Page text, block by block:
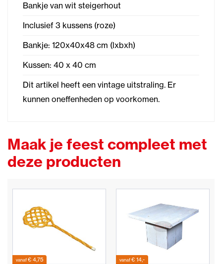
Bankje van wit steigerhout
Inclusief 3 kussens (roze)
Bankje: 120x40x48 cm (lxbxh)
Kussen: 40 x 40 cm
Dit artikel heeft een vintage uitstraling. Er
kunnen oneffenheden op voorkomen.
Maak je feest compleet met
deze producten
vanaf€ 4,75 vanaf€ 14,-